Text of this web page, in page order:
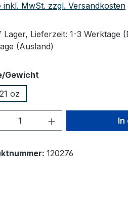
inkl. MwSt. zzgl. Versandkosten
Lager, Lieferzeit: 1-3 Werktage
(Ausland)
Gewicht
oz
Anzahl: Gib In
120276